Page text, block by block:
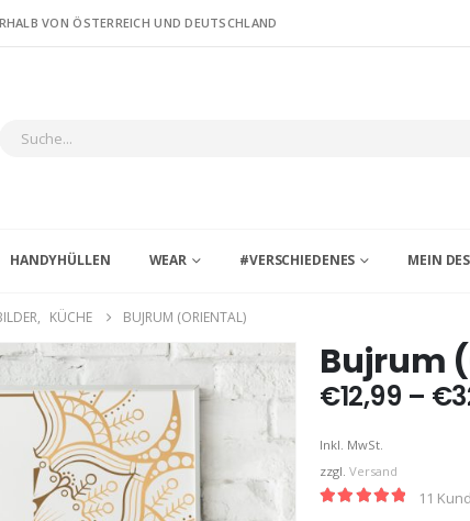
VON ÖSTERREICH UND DEUTSCHLAND
HANDYHÜLLEN WEAR #VERSCHIEDENES MEIN
, KÜCHE BUJRUM (ORIENTAL)
Bujrum
€12,99 – €
Inkl. MwSt.
zzgl. Versand
11